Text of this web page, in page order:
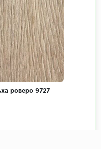
роверо 9727